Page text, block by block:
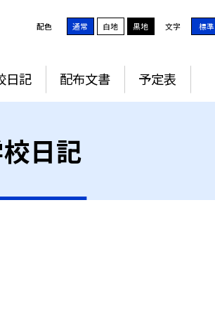
配色 通常 白地 黒地 文字 標準
日記 配布文書 予定表
日記